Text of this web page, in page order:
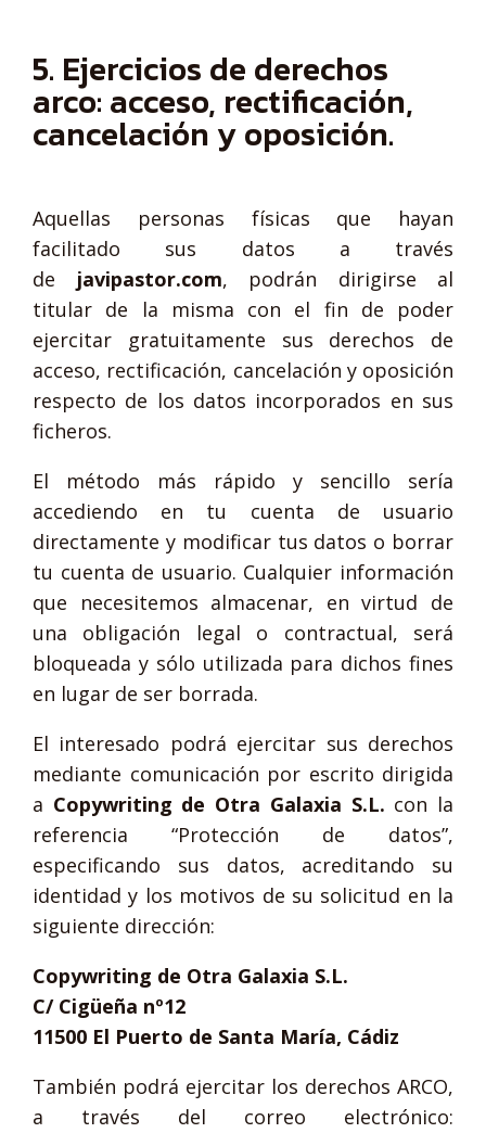
5. Ejercicios de derechos
arco: acceso, rectificación,
cancelación y oposición.
Aquellas personas físicas que hayan
facilitado sus datos a través
de javipastor.com, podrán dirigirse al
titular de la misma con el fin de poder
ejercitar gratuitamente sus derechos de
acceso, rectificación, cancelación y oposición
respecto de los datos incorporados en sus
ficheros.
El método más rápido y sencillo sería
accediendo en tu cuenta de usuario
directamente y modificar tus datos o borrar
tu cuenta de usuario. Cualquier información
que necesitemos almacenar, en virtud de
una obligación legal o contractual, será
bloqueada y sólo utilizada para dichos fines
en lugar de ser borrada.
El interesado podrá ejercitar sus derechos
mediante comunicación por escrito dirigida
a Copywriting de Otra Galaxia S.L. con la
referencia “Protección de datos”,
especificando sus datos, acreditando su
identidad y los motivos de su solicitud en la
siguiente dirección:
Copywriting de Otra Galaxia S.L.
C/ Cigüeña nº12
11500 El Puerto de Santa María, Cádiz
También podrá ejercitar los derechos ARCO,
a través del correo electrónico: